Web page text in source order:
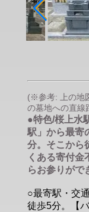
(※参考: 上の地
の墓地への直線
●特色/桜上水
駅」から最寄
分。そこから
くある寄付金
らお参りがで
○最寄駅・交
徒歩5分。【